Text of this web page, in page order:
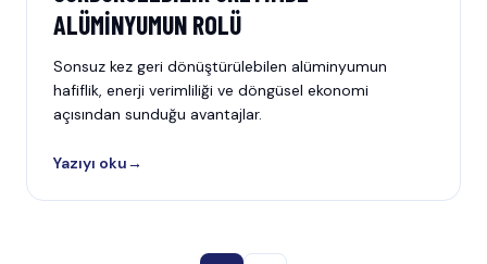
ALÜMINYUMUN ROLÜ
Sonsuz kez geri dönüştürülebilen alüminyumun
hafiflik, enerji verimliliği ve döngüsel ekonomi
açısından sunduğu avantajlar.
Yazıyı oku→